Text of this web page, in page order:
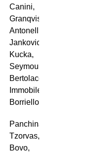
Canini,
Granqvist,
Antonelli;
Jankovic,
Kucka,
Seymour;
Bertolacci;
Immobile,
Borriello.
Panchina:
Tzorvas,
Bovo,